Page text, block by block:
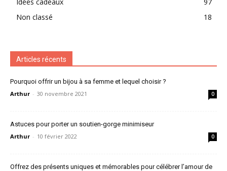
Non classé
18
Articles récents
Pourquoi offrir un bijou à sa femme et lequel choisir ?
Arthur - 30 novembre 2021 0
Astuces pour porter un soutien-gorge minimiseur
Arthur - 10 février 2022 0
Offrez des présents uniques et mémorables pour célébrer l’amour de